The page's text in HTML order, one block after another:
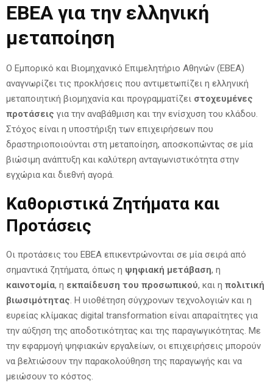
ΕΒΕΑ για την ελληνική
μεταποίηση
Ο Εμπορικό και Βιομηχανικό Επιμελητήριο Αθηνών (ΕΒΕΑ)
αναγνωρίζει τις προκλήσεις που αντιμετωπίζει η ελληνική
μεταποιητική βιομηχανία και προγραμματίζει στοχευμένες
προτάσεις για την αναβάθμιση και την ενίσχυση του κλάδου.
Στόχος είναι η υποστήριξη των επιχειρήσεων που
δραστηριοποιούνται στη μεταποίηση, αποσκοπώντας σε μία
βιώσιμη ανάπτυξη και καλύτερη ανταγωνιστικότητα στην
εγχώρια και διεθνή αγορά.
Καθοριστικά Ζητήματα και
Προτάσεις
Οι προτάσεις του ΕΒΕΑ επικεντρώνονται σε μία σειρά από
σημαντικά ζητήματα, όπως η ψηφιακή μετάβαση, η
καινοτομία, η εκπαίδευση του προσωπικού, και η πολιτική
βιωσιμότητας . Η υιοθέτηση σύγχρονων τεχνολογιών και η
ευρείας κλίμακας digital transformation είναι απαραίτητες για
την αύξηση της αποδοτικότητας και της παραγωγικότητας. Με
την εφαρμογή ψηφιακών εργαλείων, οι επιχειρήσεις μπορούν
να βελτιώσουν την παρακολούθηση της παραγωγής και να
μειώσουν το κόστος.